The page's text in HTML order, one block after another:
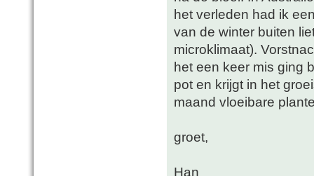
het verleden had ik
van de winter buiten
microklimaat).
het een keer mis ging
pot en krijgt in het
maand vloeibare
groet,
Han